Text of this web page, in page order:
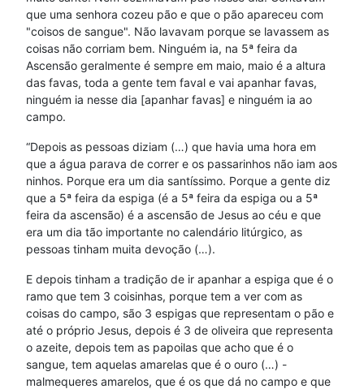
que uma senhora cozeu pão e que o pão apareceu com
"coisos de sangue". Não lavavam porque se lavassem as
coisas não corriam bem. Ninguém ia, na 5ª feira da
Ascensão geralmente é sempre em maio, maio é a altura
das favas, toda a gente tem faval e vai apanhar favas,
ninguém ia nesse dia [apanhar favas] e ninguém ia ao
campo.
“Depois as pessoas diziam (…) que havia uma hora em
que a água parava de correr e os passarinhos não iam aos
ninhos. Porque era um dia santíssimo. Porque a gente diz
que a 5ª feira da espiga (é a 5ª feira da espiga ou a 5ª
feira da ascensão) é a ascensão de Jesus ao céu e que
era um dia tão importante no calendário litúrgico, as
pessoas tinham muita devoção (…).
E depois tinham a tradição de ir apanhar a espiga que é o
ramo que tem 3 coisinhas, porque tem a ver com as
coisas do campo, são 3 espigas que representam o pão e
até o próprio Jesus, depois é 3 de oliveira que representa
o azeite, depois tem as papoilas que acho que é o
sangue, tem aquelas amarelas que é o ouro (…) -
malmequeres amarelos, que é os que dá no campo e que